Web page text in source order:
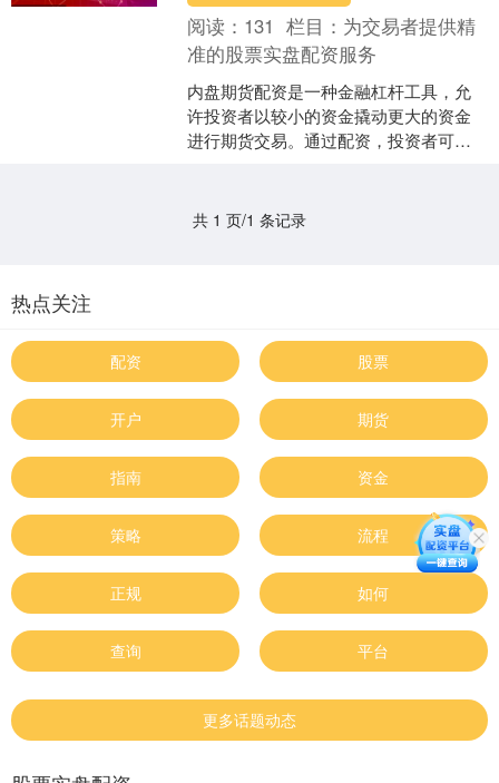
阅读： 131 栏目： 为交易者提供精
准的股票实盘配资服务
内盘期货配资是一种金融杠杆工具，允
许投资者以较小的资金撬动更大的资金
进行期货交易。通过配资，投资者可以
共 1 页/1 条记录
热点关注
配资 股票
开户 期货
指南 资金
策略 流程
正规 如何
查询 平台
更多话题动态